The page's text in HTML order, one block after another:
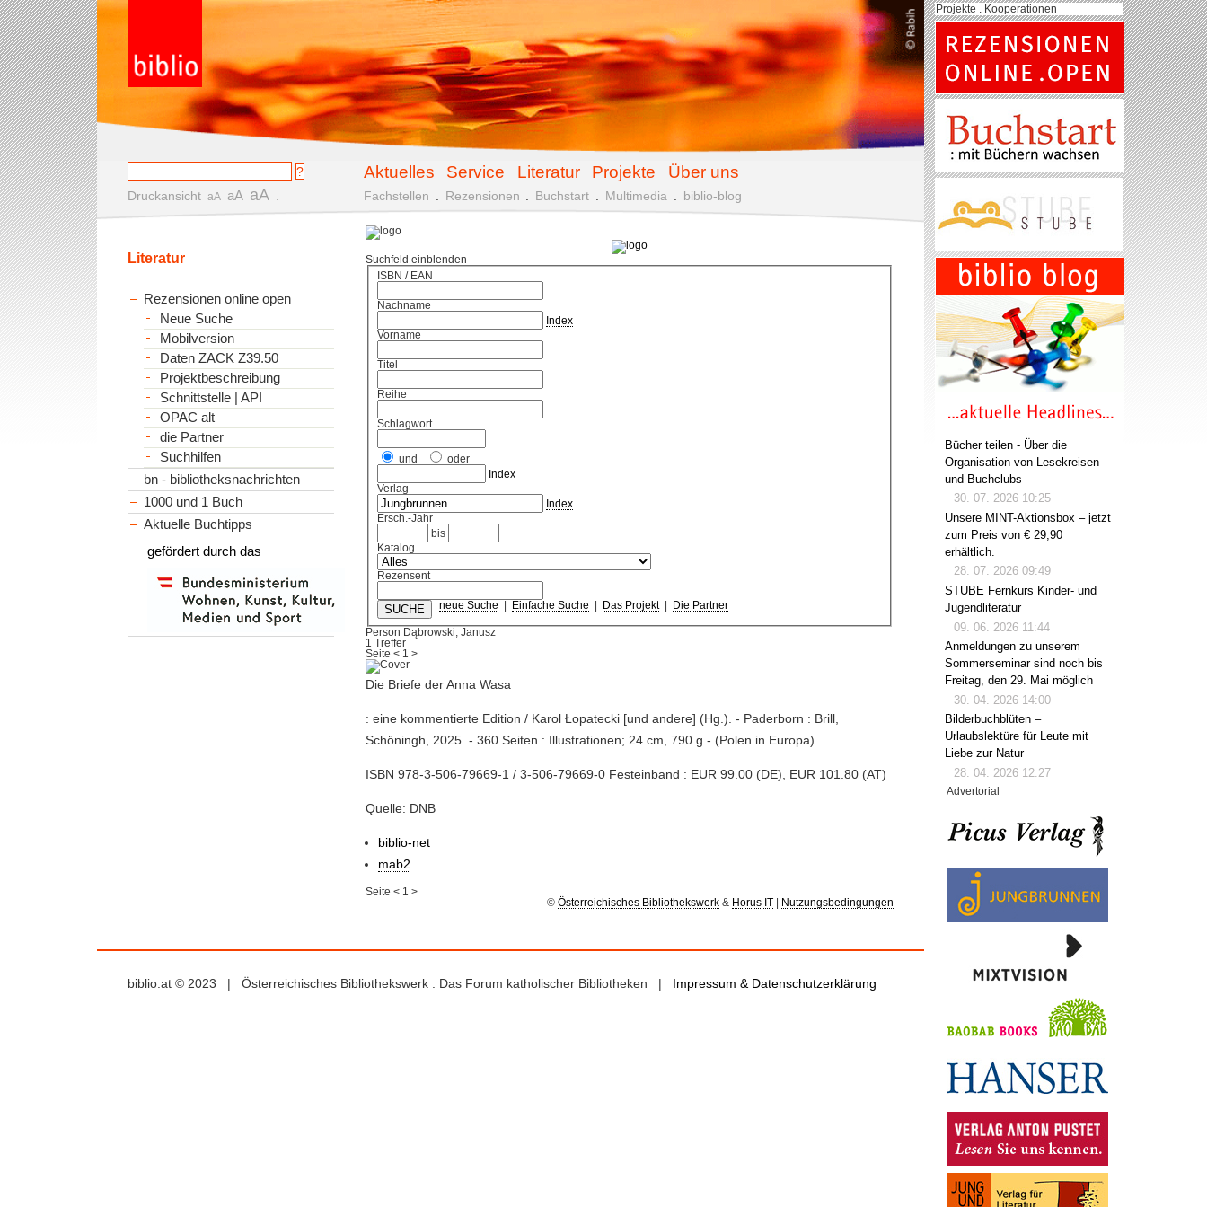
Aktuelles Service Literatur Projekte Über uns
Druckansicht aA aA aA Fachstellen Rezensionen Buchstart Multimedia biblio-blog
Suchfeld einblenden
ISBN / EAN
Nachname
Index
Vorname
Titel
Reihe
Schlagwort
und
oder
Index
Verlag
Index
Ersch.-Jahr
bis
Katalog
Rezensent
neue Suche Einfache Suche Das Projekt| Die Partner
Person Dąbrowski, Janusz
1 Treffer
Seite< 1 >
Die Briefe der Anna Wasa
: eine kommentierte Edition / Karol Łopatecki [und andere] (Hg.). - Paderborn : Brill,
Schöningh, 2025. - 360 Seiten : Illustrationen; 24 cm, 790 g - (Polen in Europa)
ISBN 978-3-506-79669-1 / 3-506-79669-0 Festeinband : EUR 99.00 (DE), EUR 101.80 (AT)
Quelle: DNB
biblio-net
mab2
Seite< 1 >
© Österreichisches Bibliothekswerk& Horus IT Nutzungsbedingungen
Literatur
Rezensionen online open
Neue Suche
Mobilversion
Daten ZACK Z39.50
Projektbeschreibung
Schnittstelle | API
OPAC alt
die Partner
Suchhilfen
bn - bibliotheksnachrichten
1000 und 1 Buch
Aktuelle Buchtipps
gefördert durch das
biblio.at © 2023 | Österreichisches Bibliothekswerk : Das Forum katholischer Bibliotheken | Impressum & Datenschutzerklärung
Projekte . Kooperationen
Bücher teilen - Über die
Organisation von Lesekreisen
und Buchclubs
30. 07. 2026 10:25
Unsere MINT-Aktionsbox – jetzt
zum Preis von € 29,90
erhältlich.
28. 07. 2026 09:49
STUBE Fernkurs Kinder- und
Jugendliteratur
09. 06. 2026 11:44
Anmeldungen zu unserem
Sommerseminar sind noch bis
Freitag, den 29. Mai möglich
30. 04. 2026 14:00
Bilderbuchblüten –
Urlaubslektüre für Leute mit
Liebe zur Natur
28. 04. 2026 12:27
Advertorial